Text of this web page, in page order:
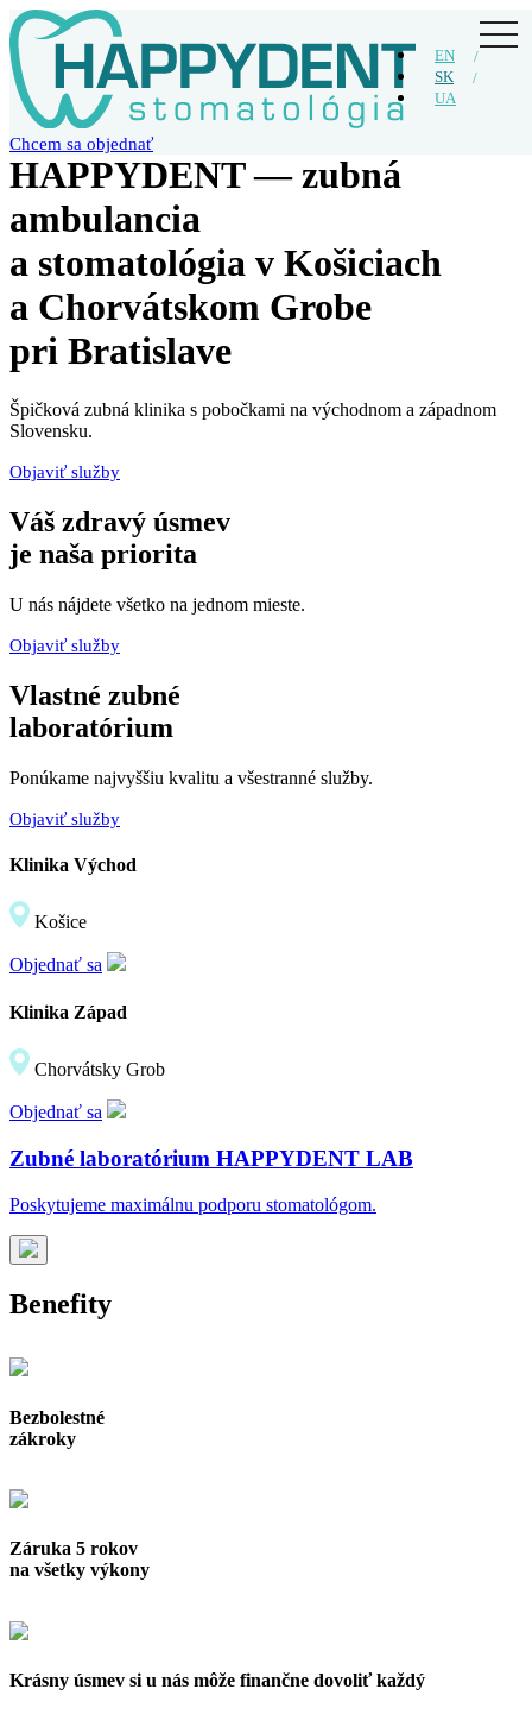
Skip
to
the
content
EN
SK
UA
Chcem sa objednať
HAPPYDENT — zubná
ambulancia
a stomatológia v Košiciach
a Chorvátskom Grobe
pri Bratislave
Špičková zubná klinika s pobočkami na východnom a západnom
Slovensku.
Objaviť služby
Váš zdravý úsmev
je naša priorita
U nás nájdete všetko na jednom mieste.
Objaviť služby
Vlastné zubné
laboratórium
Ponúkame najvyššiu kvalitu a všestranné služby.
Objaviť služby
Klinika Východ
Košice
Objednať sa
Klinika Západ
Chorvátsky Grob
Objednať sa
Zubné laboratórium HAPPYDENT LAB
Poskytujeme maximálnu podporu stomatológom.
Benefity
Bezbolestné
zákroky
Záruka 5 rokov
na všetky výkony
Krásny úsmev si u nás môže finančne dovoliť každý